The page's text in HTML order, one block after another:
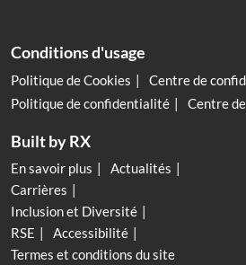
Conditions d'usage
Politique de Cookies
Centre de
Politique de confidentialité
Centre
Built by RX
En savoir plus
Actualités
Carrières
Inclusion et Diversité
RSE
Accessibilité
Termes et conditions du site